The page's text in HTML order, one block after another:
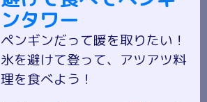
ンタワー
ペンギンだって暖を取りたい！
氷を避けて登って、アツアツ料
理を食べよう！